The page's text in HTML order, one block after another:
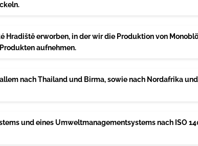
Hradiště erworben, in der wir die Produktion von
aufnehmen.
nach Thailand und Birma, sowie nach Nordafrika
und eines Umweltmanagementsystems nach ISO